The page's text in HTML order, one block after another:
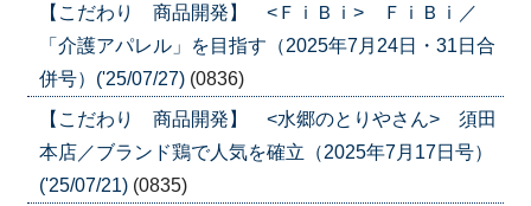
【こだわり 商品開発】 <ＦｉＢｉ> ＦｉＢｉ／
「介護アパレル」を目指す（2025年7月24日・31日合
併号）('25/07/27) (0836)
【こだわり 商品開発】 <水郷のとりやさん> 須田
本店／ブランド鶏で人気を確立（2025年7月17日号）
('25/07/21) (0835)